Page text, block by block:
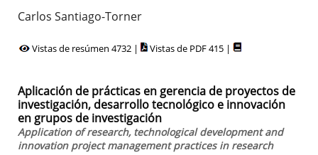
Carlos Santiago-Torner
Vistas de resúmen 4732 | Vistas de PDF 415 |
Aplicación de prácticas en gerencia de proyectos de
investigación, desarrollo tecnológico e innovación
en grupos de investigación
Application of research, technological development and
innovation project management practices in research